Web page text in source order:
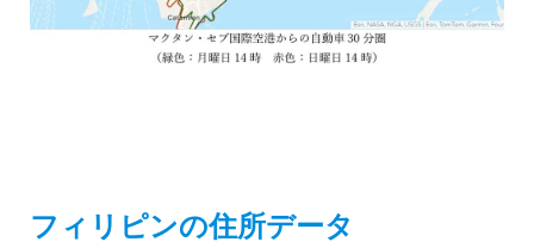
フィリピンの住所データ